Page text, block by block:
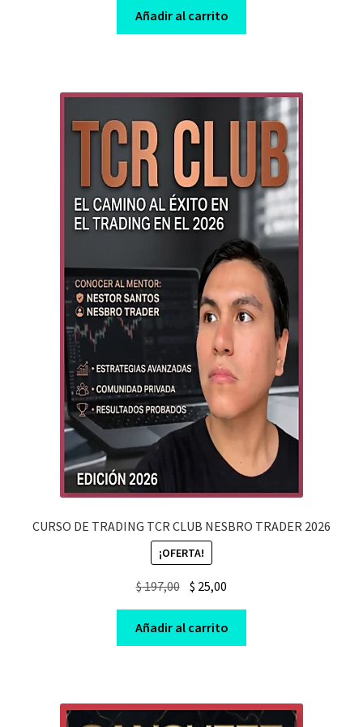
was:
$ 997,00.
is:
$ 25,00.
Añadir al carrito
CURSO DE TRADING TCR CLUB NESBRO TRADER 2026
¡OFERTA!
$197,00 Original
was:
$ 197,00.
$ 25,00
is:
$ 25,00.
Añadir al carrito